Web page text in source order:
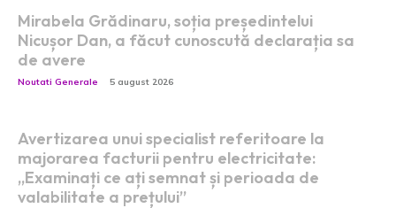
Mirabela Grădinaru, soția președintelui
Nicușor Dan, a făcut cunoscută declarația sa
de avere
Noutati Generale 5 august 2026
Avertizarea unui specialist referitoare la
majorarea facturii pentru electricitate:
„Examinați ce ați semnat și perioada de
valabilitate a prețului”